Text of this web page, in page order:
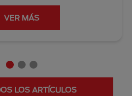
VER MÁS
LOS ARTÍCULOS